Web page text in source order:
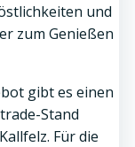
und
zum Genießen
gibt es einen
Stand
Für die